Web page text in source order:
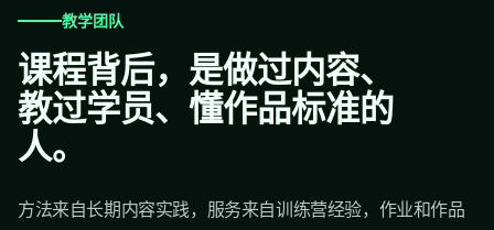
教学团队
课程背后，是做过内容、
教过学员、懂作品标准的
人。
方法来自长期内容实践，服务来自训练营经验，作业和作品